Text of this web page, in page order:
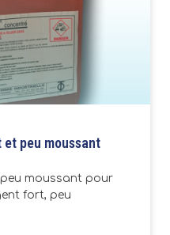
peu moussant
peu moussant pour
fort, peu